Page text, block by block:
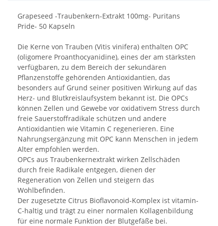
Grapeseed -Traubenkern-Extrakt 100mg- Puritans
Pride- 50 Kapseln
Die Kerne von Trauben (Vitis vinifera) enthalten OPC
(oligomere Proanthocyanidine), eines der am stärksten
verfügbaren, zu dem Bereich der sekundären
Pflanzenstoffe gehörenden Antioxidantien, das
besonders auf Grund seiner positiven Wirkung auf das
Herz- und Blutkreislaufsystem bekannt ist. Die OPCs
können Zellen und Gewebe vor oxidativem Stress durch
freie Sauerstoffradikale schützen und andere
Antioxidantien wie Vitamin C regenerieren. Eine
Nahrungsergänzung mit OPC kann Menschen in jedem
Alter empfohlen werden.
OPCs aus Traubenkernextrakt wirken Zellschäden
durch freie Radikale entgegen, dienen der
Regeneration von Zellen und steigern das
Wohlbefinden.
Der zugesetzte Citrus Bioflavonoid-Komplex ist vitamin-
C-haltig und trägt zu einer normalen Kollagenbildung
für eine normale Funktion der Blutgefäße bei.